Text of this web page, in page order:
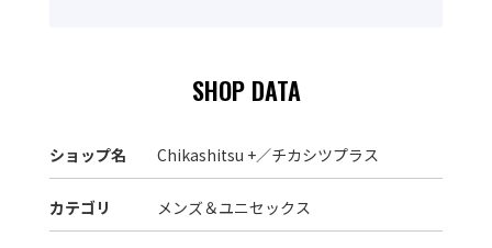
SHOP DATA
ショップ名 Chikashitsu +／チカシツプラス
カテゴリ メンズ＆ユニセックス